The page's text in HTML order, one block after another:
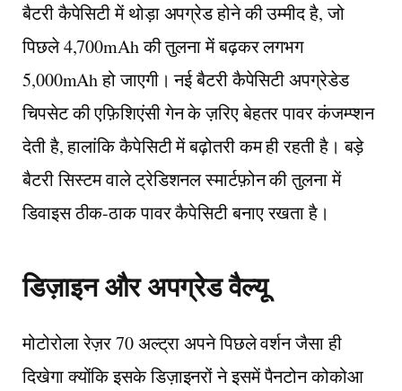
बैटरी कैपेसिटी में थोड़ा अपग्रेड होने की उम्मीद है, जो
पिछले 4,700mAh की तुलना में बढ़कर लगभग
5,000mAh हो जाएगी। नई बैटरी कैपेसिटी अपग्रेडेड
चिपसेट की एफ़िशिएंसी गेन के ज़रिए बेहतर पावर कंजम्प्शन
देती है, हालांकि कैपेसिटी में बढ़ोतरी कम ही रहती है। बड़े
बैटरी सिस्टम वाले ट्रेडिशनल स्मार्टफ़ोन की तुलना में
डिवाइस ठीक-ठाक पावर कैपेसिटी बनाए रखता है।
डिज़ाइन और अपग्रेड वैल्यू
मोटोरोला रेज़र 70 अल्ट्रा अपने पिछले वर्शन जैसा ही
दिखेगा क्योंकि इसके डिज़ाइनरों ने इसमें पैनटोन कोकोआ